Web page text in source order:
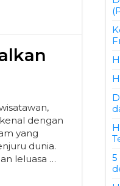
dengan
yang
dunia.
leluasa …
5